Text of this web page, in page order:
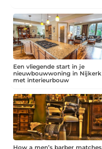
Een vliegende start in je
nieuwbouwwoning in Nijkerk
met interieurbouw
How a men’s barber matches